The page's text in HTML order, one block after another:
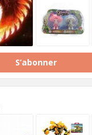
S’abonner